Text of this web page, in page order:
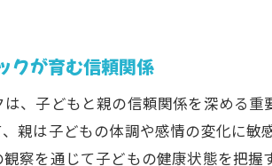
体調不良
心の健康
クが育む信頼関係
、子どもと親の信頼関係を深める
親は子どもの体調や感情の変化に
察を通じて子どもの健康状態を把